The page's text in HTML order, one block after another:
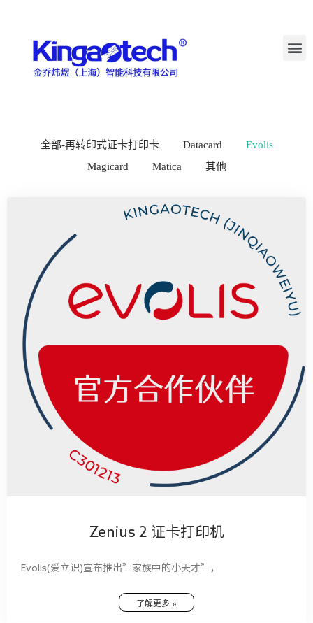
全部-再转印式证卡打印卡 Datacard
Evolis
Magicard
Matica 其他
Zenius 2 证卡打印机
Evolis(爱立识)宣布推出”家族中的小天才”，
了解更多 »